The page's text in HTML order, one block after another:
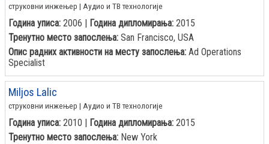
струковни инжењер | Аудио и ТВ технологије
Година уписа: 2006 | Година дипломирања: 2015
Тренутно место запослења: San Francisco, USA
Опис радних активности на месту запослења: Ad Operations
Specialist
Miljos Lalic
струковни инжењер | Аудио и ТВ технологије
Година уписа: 2010 | Година дипломирања: 2015
Тренутно место запослења: New York